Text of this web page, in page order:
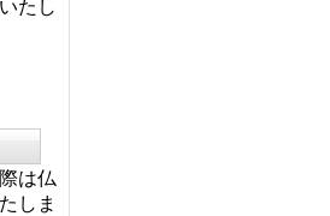
たし
は仏
しま